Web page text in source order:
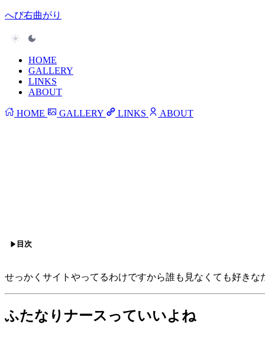
へび右曲がり
HOME
GALLERY
LINKS
ABOUT
HOME GALLERY LINKS ABOUT
目次
せっかくサイトやってるわけですから誰も見なくても好き
ふたなりナースっていいよね